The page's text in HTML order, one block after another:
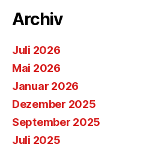
Archiv
Juli 2026
Mai 2026
Januar 2026
Dezember 2025
September 2025
Juli 2025